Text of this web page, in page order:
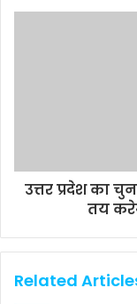
उत्तर प्रदेश का
तय
Related